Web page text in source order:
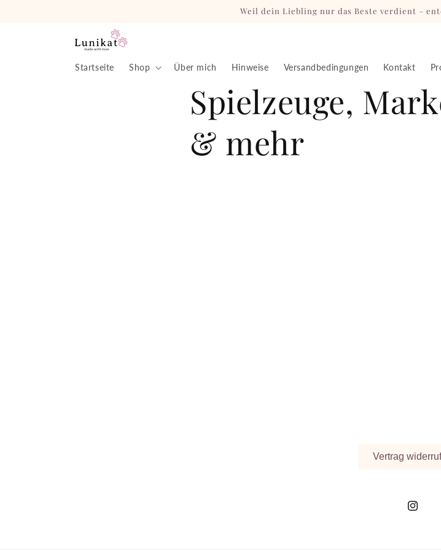
Weil dein Liebling nur das Beste verdient –
Startseite Shop Über mich Hinweise Versandbedingungen Kontakt
Spielzeuge,
& mehr
Vertrag
Instagram